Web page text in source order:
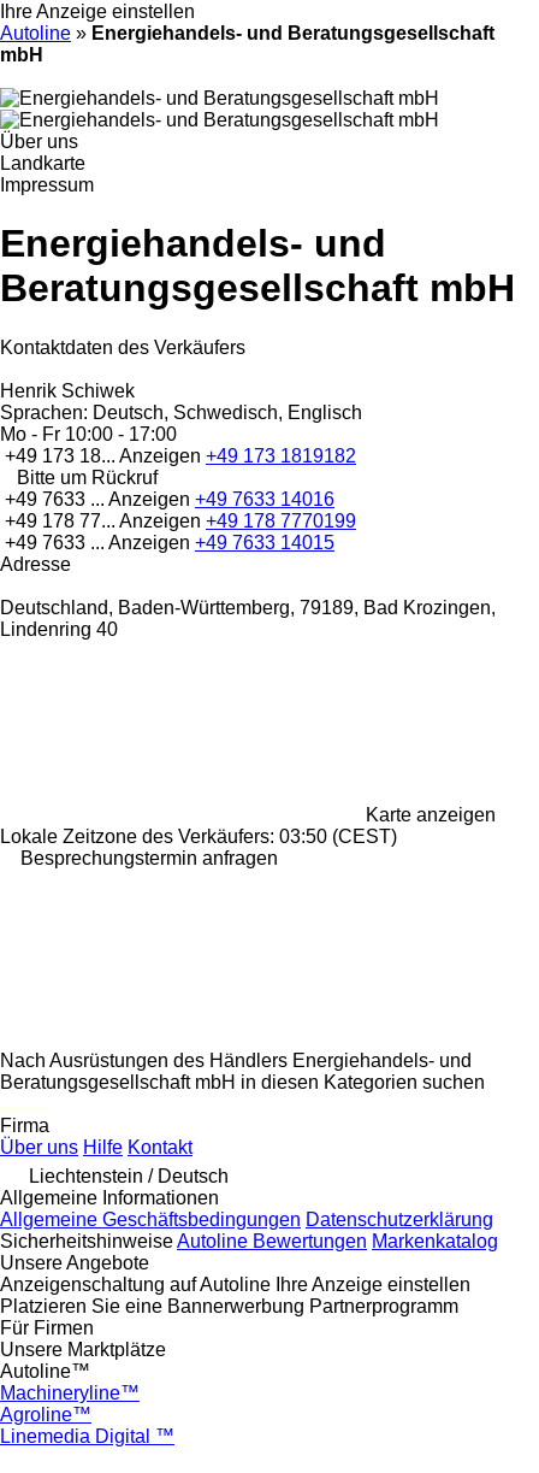
Ihre Anzeige einstellen
Autoline » Energiehandels- und Beratungsgesellschaft
mbH
Über uns
Landkarte
Impressum
Energiehandels- und
Beratungsgesellschaft mbH
Kontaktdaten des Verkäufers
Henrik Schiwek
Sprachen: Deutsch, Schwedisch, Englisch
Mo - Fr 10:00 - 17:00
+49 173 18... Anzeigen +49 173 1819182
Bitte um Rückruf
+49 7633 ... Anzeigen +49 7633 14016
+49 178 77... Anzeigen +49 178 7770199
+49 7633 ... Anzeigen +49 7633 14015
Adresse
Deutschland, Baden-Württemberg, 79189, Bad Krozingen,
Lindenring 40
Karte anzeigen
Lokale Zeitzone des Verkäufers: 03:50 (CEST)
Besprechungstermin anfragen
Nach Ausrüstungen des Händlers Energiehandels- und
Beratungsgesellschaft mbH in diesen Kategorien suchen
disallow-in-dsa
Firma
Über uns Hilfe Kontakt
Liechtenstein / Deutsch
Allgemeine Informationen
Allgemeine Geschäftsbedingungen Datenschutzerklärung
SicherheitshinweiseAutoline Bewertungen Markenkatalog
Unsere Angebote
Anzeigenschaltung auf Autoline Ihre Anzeige einstellen
Platzieren Sie eine Bannerwerbung Partnerprogramm
Für Firmen
Unsere Marktplätze
Autoline™
Machineryline™
Agroline™
Linemedia Digital ™